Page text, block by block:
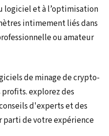
logiciel et à l’optimisation
intimement liés dans
ou amateur